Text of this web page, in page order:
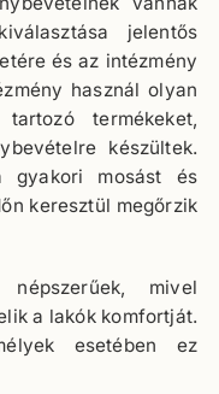
jelentős
és az intézmény
használ olyan
termékeket,
készültek.
gyakori mosást és
keresztül megőrzik
mivel
a lakók komfortját.
esetében ez